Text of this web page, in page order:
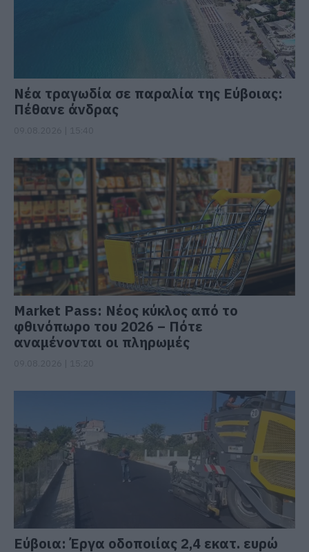
Νέα τραγωδία σε παραλία της Εύβοιας:
Πέθανε άνδρας
Market Pass: Νέος κύκλος από το
φθινόπωρο του 2026 – Πότε
αναμένονται οι πληρωμές
Εύβοια: Έργα οδοποιίας 2,4 εκατ. ευρώ